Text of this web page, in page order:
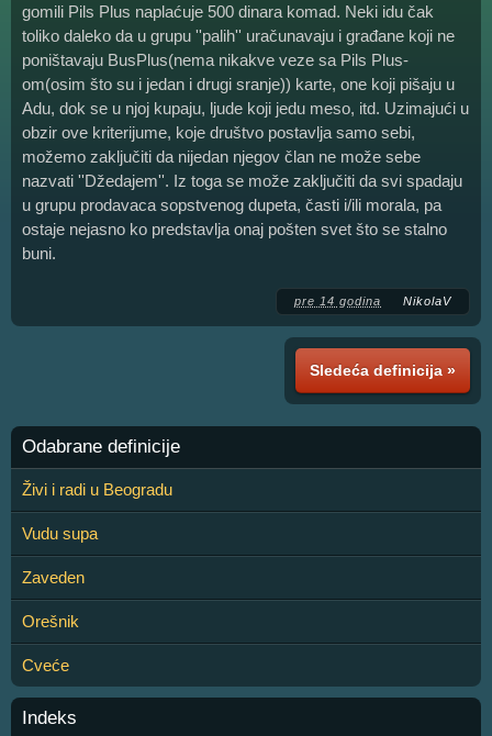
gomili Pils Plus naplaćuje 500 dinara komad. Neki idu čak
toliko daleko da u grupu ''palih'' uračunavaju i građane koji ne
poništavaju BusPlus(nema nikakve veze sa Pils Plus-
om(osim što su i jedan i drugi sranje)) karte, one koji pišaju u
Adu, dok se u njoj kupaju, ljude koji jedu meso, itd. Uzimajući u
obzir ove kriterijume, koje društvo postavlja samo sebi,
možemo zaključiti da nijedan njegov član ne može sebe
nazvati ''Džedajem''. Iz toga se može zaključiti da svi spadaju
u grupu prodavaca sopstvenog dupeta, časti i/ili morala, pa
ostaje nejasno ko predstavlja onaj pošten svet što se stalno
buni.
pre 14 godina NikolaV
Sledeća definicija »
Odabrane definicije
Živi i radi u Beogradu
Vudu supa
Zaveden
Orešnik
Cveće
Indeks